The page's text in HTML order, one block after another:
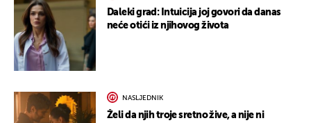
Daleki grad: Intuicija joj govori da danas
neće otići iz njihovog života
NASLJEDNIK
Želi da njih troje sretno žive, a nije ni